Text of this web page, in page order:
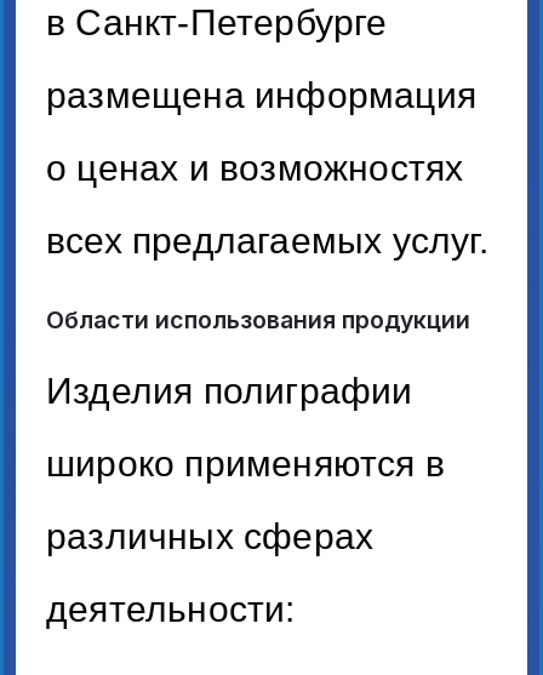
в Санкт-Петербурге
размещена информация
о ценах и возможностях
всех предлагаемых услуг.
Области использования продукции
Изделия полиграфии
широко применяются в
различных сферах
деятельности: